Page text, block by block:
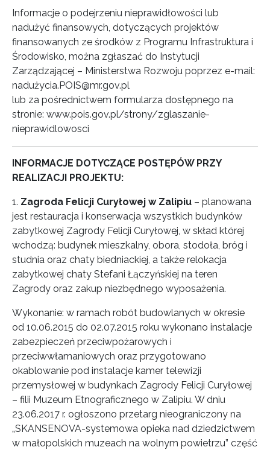
Informacje o podejrzeniu nieprawidłowości lub
nadużyć finansowych, dotyczących projektów
finansowanych ze środków z Programu Infrastruktura i
Środowisko, można zgłaszać do Instytucji
Zarządzającej – Ministerstwa Rozwoju poprzez e-mail:
nadużycia.POIS@mr.gov.pl
lub za pośrednictwem formularza dostępnego na
stronie: www.pois.gov.pl/strony/zglaszanie-
nieprawidlowosci
INFORMACJE DOTYCZĄCE POSTĘPÓW PRZY
REALIZACJI PROJEKTU:
1. Zagroda Felicji Curyłowej w Zalipiu – planowana
jest restauracja i konserwacja wszystkich budynków
zabytkowej Zagrody Felicji Curyłowej, w skład której
wchodzą: budynek mieszkalny, obora, stodoła, bróg i
studnia oraz chaty biedniackiej, a także relokacja
zabytkowej chaty Stefani Łączyńskiej na teren
Zagrody oraz zakup niezbędnego wyposażenia.
Wykonanie: w ramach robót budowlanych w okresie
od 10.06.2015 do 02.07.2015 roku wykonano instalacje
zabezpieczeń przeciwpożarowych i
przeciwwłamaniowych oraz przygotowano
okablowanie pod instalacje kamer telewizji
przemysłowej w budynkach Zagrody Felicji Curyłowej
– filii Muzeum Etnograficznego w Zalipiu. W dniu
23.06.2017 r. ogłoszono przetarg nieograniczony na
„SKANSENOVA-systemowa opieka nad dziedzictwem
w małopolskich muzeach na wolnym powietrzu” część